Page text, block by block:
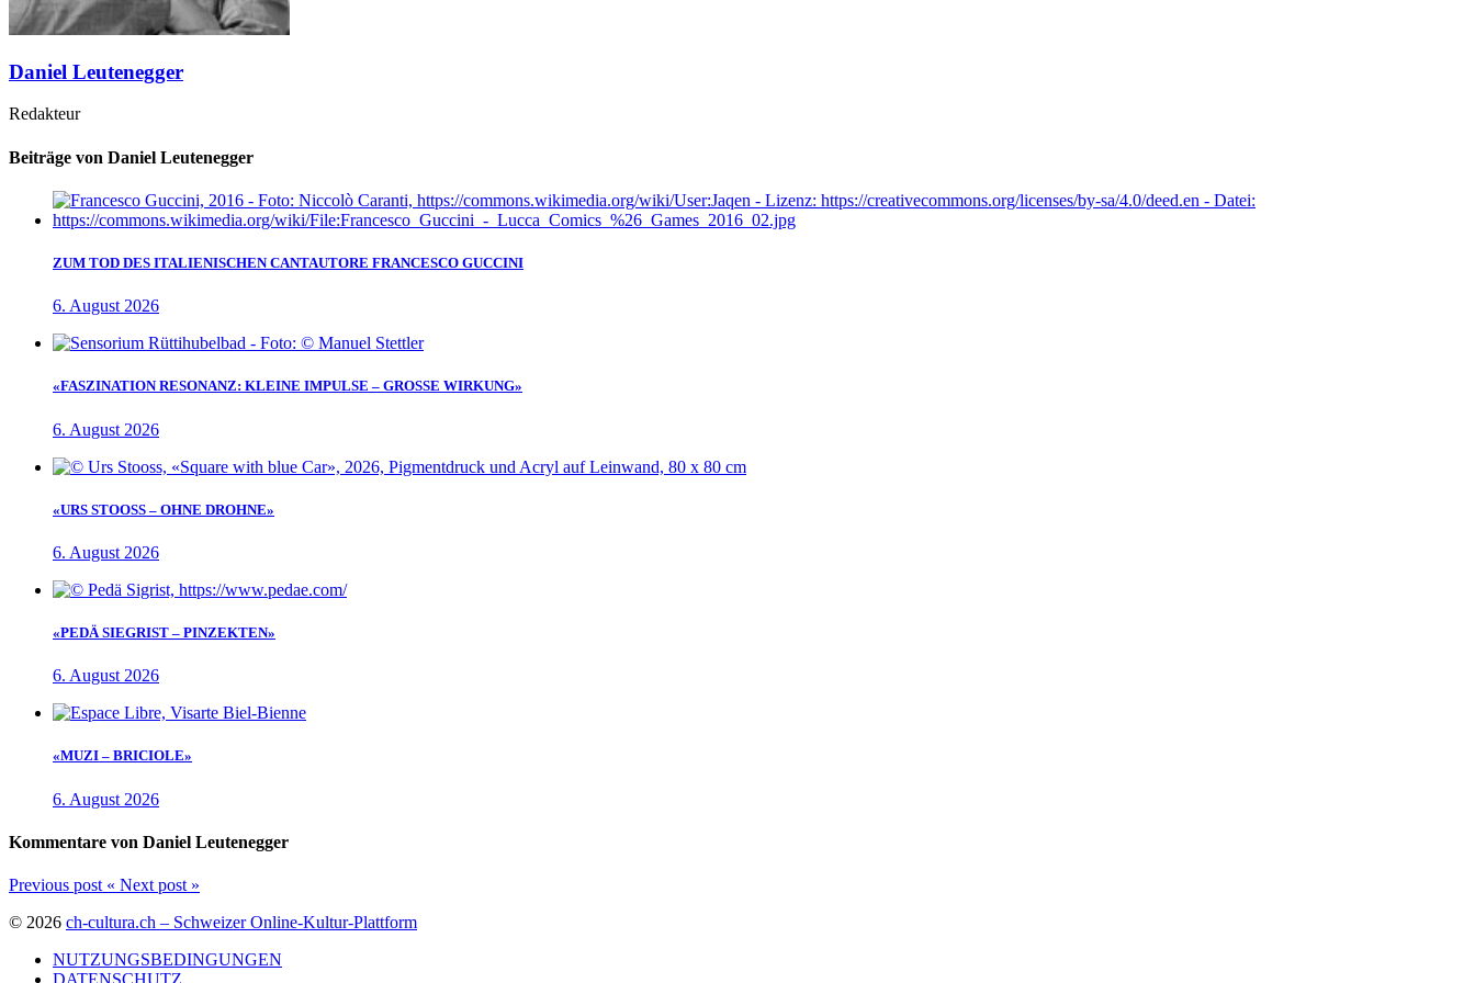
Daniel Leutenegger
Redakteur
Beiträge von Daniel Leutenegger
ZUM TOD DES ITALIENISCHEN CANTAUTORE FRANCESCO GUCCINI
6. August 2026
«FASZINATION RESONANZ: KLEINE IMPULSE – GROSSE WIRKUNG»
6. August 2026
«URS STOOSS – OHNE DROHNE»
6. August 2026
«PEDÄ SIEGRIST – PINZEKTEN»
6. August 2026
«MUZI – BRICIOLE»
6. August 2026
Kommentare von Daniel Leutenegger
Previous post « Next post »
© 2026 ch-cultura.ch – Schweizer Online-Kultur-Plattform
NUTZUNGSBEDINGUNGEN
DATENSCHUTZ